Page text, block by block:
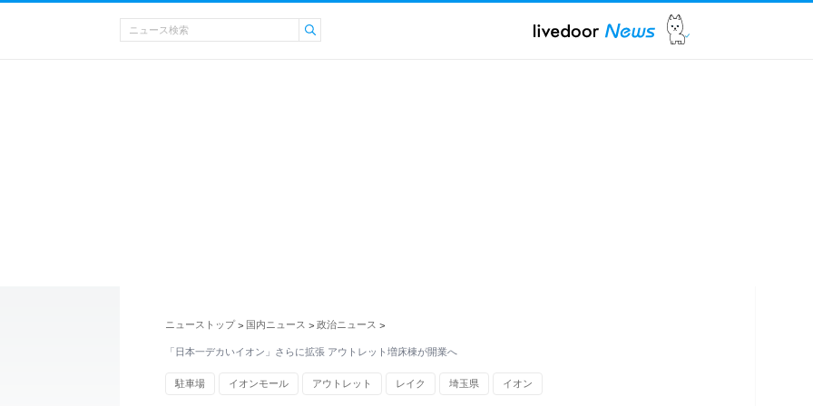
ニューストップ > 国内ニュース > 政治ニュース >
「日本一デカいイオン」さらに拡張 アウトレット増床棟が開業へ
駐車場 イオンモール アウトレット レイク 埼玉県 イオン